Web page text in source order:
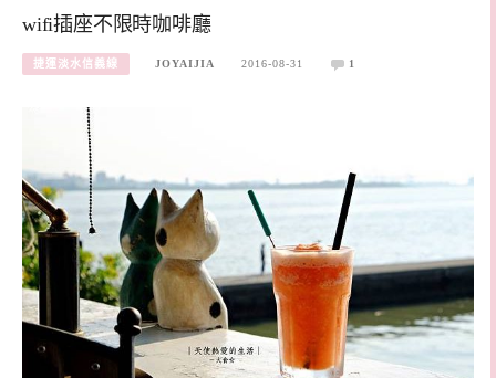
wifi插座不限時咖啡廳
捷運淡水信義線 JOYAIJIA 2016-08-31 1